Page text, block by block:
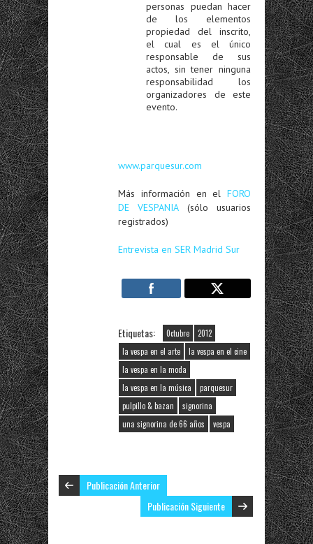
personas puedan hacer
de los elementos
propiedad del inscrito,
el cual es el único
responsable de sus
actos, sin tener ninguna
responsabilidad los
organizadores de este
evento.
www.parquesur.com
Más información en el FORO
DE VESPANIA (sólo usuarios
registrados)
Entrevista en SER Madrid Sur
Etiquetas: 0ctubre
2012
la vespa en el arte
la vespa en el cine
la vespa en la moda
la vespa en la música
parquesur
pulpillo & bazan
signorina
una signorina de 66 años
vespa
Publicación Anterior
Publicación Siguiente